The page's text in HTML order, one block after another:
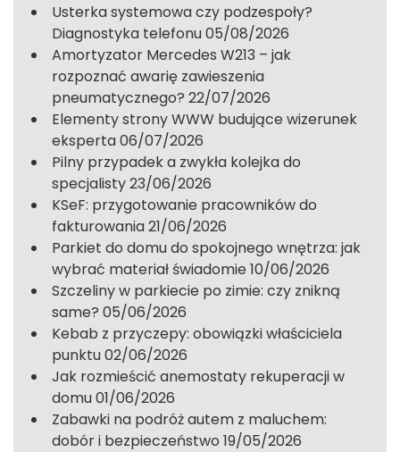
Usterka systemowa czy podzespoły?
Diagnostyka telefonu05/08/2026
Amortyzator Mercedes W213 – jak
rozpoznać awarię zawieszenia
pneumatycznego? 22/07/2026
Elementy strony WWW budujące wizerunek
eksperta06/07/2026
Pilny przypadek a zwykła kolejka do
specjalisty23/06/2026
KSeF: przygotowanie pracowników do
fakturowania21/06/2026
Parkiet do domu do spokojnego wnętrza: jak
wybrać materiał świadomie 10/06/2026
Szczeliny w parkiecie po zimie: czy znikną
same? 05/06/2026
Kebab z przyczepy: obowiązki właściciela
punktu02/06/2026
Jak rozmieścić anemostaty rekuperacji w
domu01/06/2026
Zabawki na podróż autem z maluchem:
dobór i bezpieczeństwo 19/05/2026